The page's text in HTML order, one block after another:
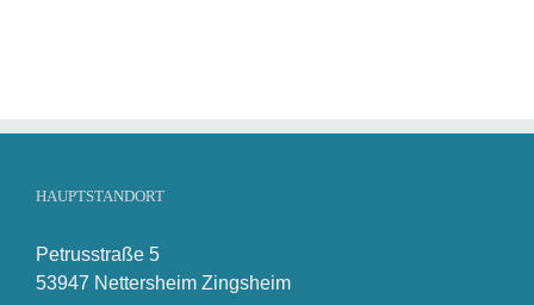
HAUPTSTANDORT
Petrusstraße 5
53947 Nettersheim Zingsheim